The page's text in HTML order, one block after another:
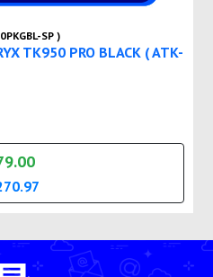
SP )
TK950 PRO BLACK ( ATK-